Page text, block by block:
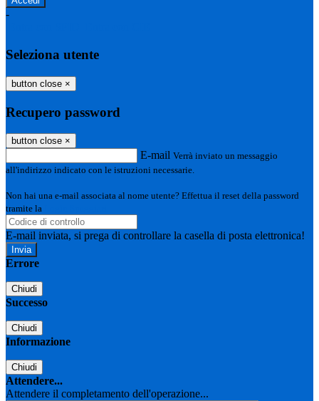
-
Seleziona utente
button close ×
Recupero password
button close ×
E-mail Verrà inviato un messaggio
all'indirizzo indicato con le istruzioni necessarie.
Non hai una e-mail associata al nome utente? Effettua il reset della password
tramite la
E-mail inviata, si prega di controllare la casella di posta elettronica!
Errore
Chiudi
Successo
Chiudi
Informazione
Chiudi
Attendere...
Attendere il completamento dell'operazione...